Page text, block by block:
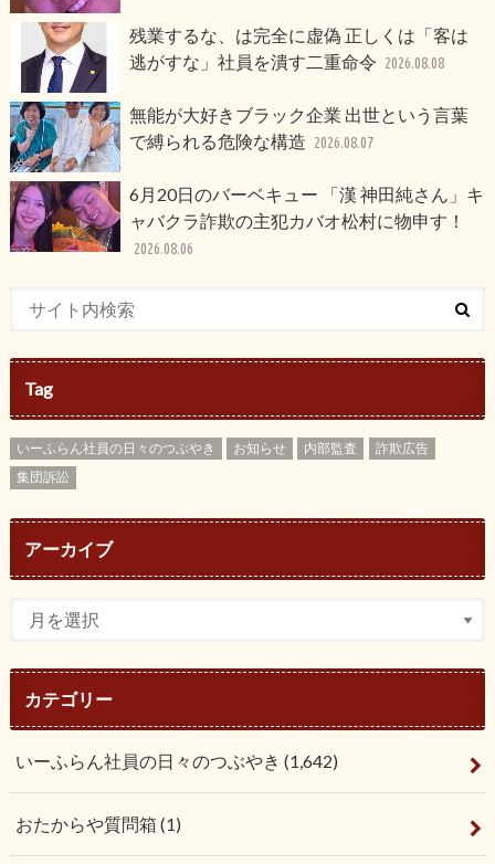
残業するな、は完全に虚偽 正しくは「客は
逃がすな」社員を潰す二重命令 2026.08.08
無能が大好きブラック企業 出世という言葉
で縛られる危険な構造 2026.08.07
6月20日のバーベキュー 「漢 神田純さん」キ
ャバクラ詐欺の主犯カバオ松村に物申す！
2026.08.06
Tag
いーふらん社員の日々のつぶやき お知らせ 内部監査
詐欺広告
集団訴訟
アーカイブ
カテゴリー
いーふらん社員の日々のつぶやき (1,642)
おたからや質問箱 (1)